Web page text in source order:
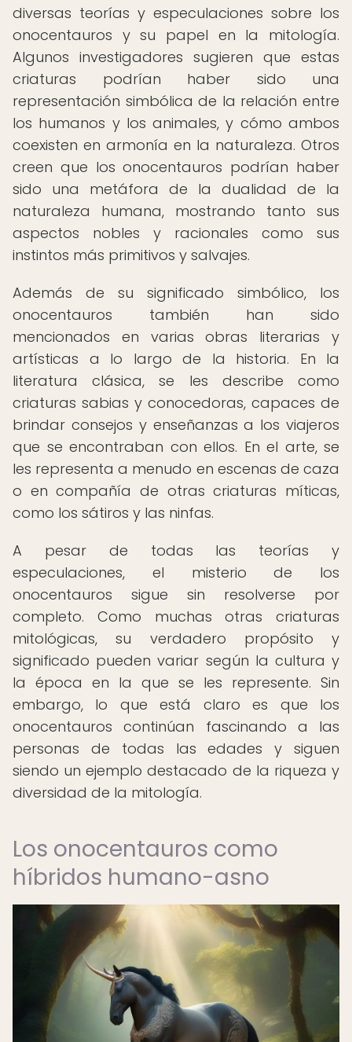
diversas teorías y especulaciones sobre los
onocentauros y su papel en la mitología.
Algunos investigadores sugieren que estas
criaturas podrían haber sido una
representación simbólica de la relación entre
los humanos y los animales, y cómo ambos
coexisten en armonía en la naturaleza. Otros
creen que los onocentauros podrían haber
sido una metáfora de la dualidad de la
naturaleza humana, mostrando tanto sus
aspectos nobles y racionales como sus
instintos más primitivos y salvajes.
Además de su significado simbólico, los
onocentauros también han sido
mencionados en varias obras literarias y
artísticas a lo largo de la historia. En la
literatura clásica, se les describe como
criaturas sabias y conocedoras, capaces de
brindar consejos y enseñanzas a los viajeros
que se encontraban con ellos. En el arte, se
les representa a menudo en escenas de caza
o en compañía de otras criaturas míticas,
como los sátiros y las ninfas.
A pesar de todas las teorías y
especulaciones, el misterio de los
onocentauros sigue sin resolverse por
completo. Como muchas otras criaturas
mitológicas, su verdadero propósito y
significado pueden variar según la cultura y
la época en la que se les represente. Sin
embargo, lo que está claro es que los
onocentauros continúan fascinando a las
personas de todas las edades y siguen
siendo un ejemplo destacado de la riqueza y
diversidad de la mitología.
Los onocentauros como
híbridos humano-asno